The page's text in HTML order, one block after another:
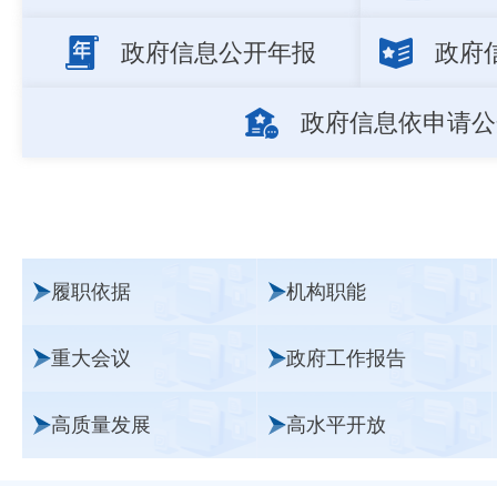
政府信息公开年报 政府
政府信息依申请
履职依据 机构职能
重大会议 政府工作报告
高质量发展 高水平开放